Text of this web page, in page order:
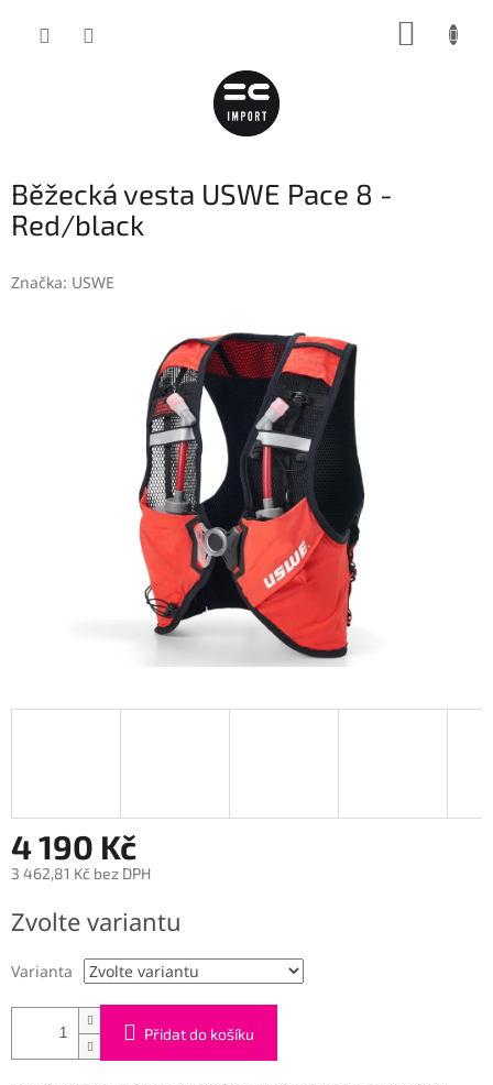
Běžecká vesta USWE Pace 8 -
Red/black
Značka: USWE
4 190 Kč
3 462,81 Kč bez DPH
cena:
Zvolte variantu
Varianta
Přidat do košíku